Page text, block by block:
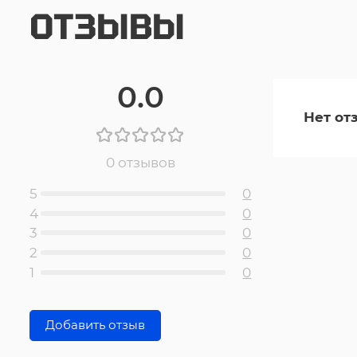
ОТЗЫВЫ
0.0
0 отзывов
5
0
4
0
3
0
2
0
1
0
Добавить отзыв
Нет